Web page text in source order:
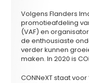
Volgens Flanders
promotieafdeling
(VAF) en
de enthousiaste
verder kunnen
maken. In 2020 is
CONNeXT staat voor